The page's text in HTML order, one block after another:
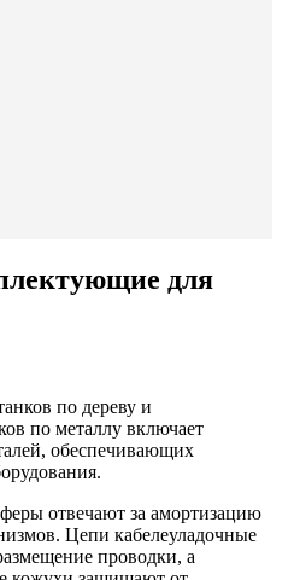
для
по дереву и
по металлу включает
обеспечивающих
отвечают за амортизацию
Цепи кабелеуладочные
проводки, а